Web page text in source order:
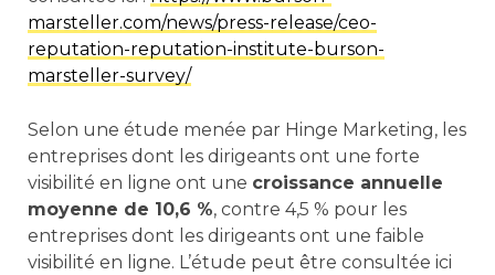
marsteller.com/news/press-release/ceo-
reputation-reputation-institute-burson-
marsteller-survey/
Selon une étude menée par Hinge Marketing, les
entreprises dont les dirigeants ont une forte
visibilité en ligne ont une croissance annuelle
moyenne de 10,6 %, contre 4,5 % pour les
entreprises dont les dirigeants ont une faible
visibilité en ligne. L’étude peut être consultée ici